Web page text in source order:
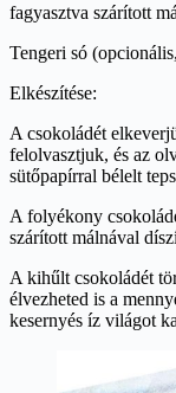
fagyasztva szárított
Tengeri só
Elkészítése:
A csokoládét
felolvasztjuk, és az
sütőpapírral bélelt
A folyékony
szárított málnával
A kihűlt csokoládét
élvezheted is a
kesernyés íz világot